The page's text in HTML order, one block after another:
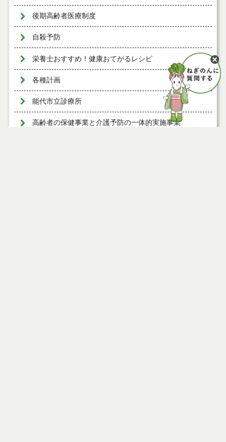
後期高齢者医療制度
自殺予防
栄養士おすすめ！健康おてがるレシピ
各種計画
能代市立診療所
高齢者の保健事業と介護予防の一体的実施事業